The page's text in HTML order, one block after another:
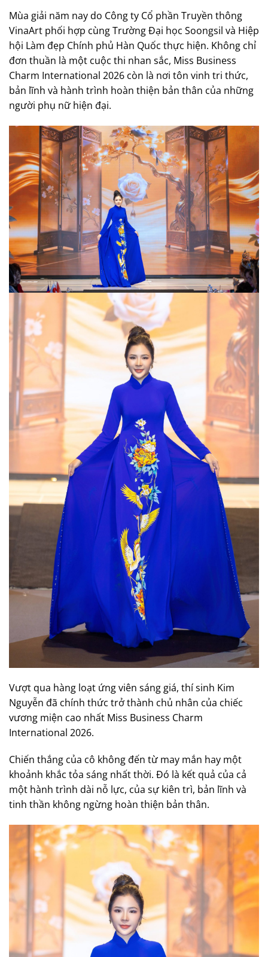
Mùa giải năm nay do Công ty Cổ phần Truyền thông
VinaArt phối hợp cùng Trường Đại học Soongsil và Hiệp
hội Làm đẹp Chính phủ Hàn Quốc thực hiện. Không chỉ
đơn thuần là một cuộc thi nhan sắc, Miss Business
Charm International 2026 còn là nơi tôn vinh tri thức,
bản lĩnh và hành trình hoàn thiện bản thân của những
người phụ nữ hiện đại.
Vượt qua hàng loạt ứng viên sáng giá, thí sinh Kim
Nguyễn đã chính thức trở thành chủ nhân của chiếc
vương miện cao nhất Miss Business Charm
International 2026.
Chiến thắng của cô không đến từ may mắn hay một
khoảnh khắc tỏa sáng nhất thời. Đó là kết quả của cả
một hành trình dài nỗ lực, của sự kiên trì, bản lĩnh và
tinh thần không ngừng hoàn thiện bản thân.